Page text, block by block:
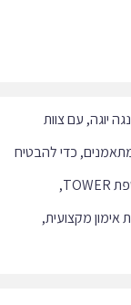
עם צוות
מתקיימים בקבוצות קטנות של עד 6 מתאמנים, כדי להבטיח
הסטודיו מאובזר במכשירי רפורמר מתקדמים עם תוספת TOWER,
מקצועית,